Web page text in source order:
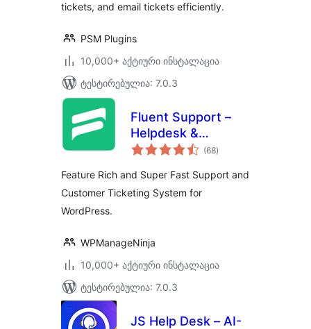
tickets, and email tickets efficiently.
PSM Plugins
10,000+ აქტიური ინსტალაცია
ტესტირებულია: 7.0.3
Fluent Support –
Helpdesk &
Customer Support
(68საერთო
რეიტინგი
)
Feature Rich and Super Fast Support and
Customer Ticketing System for
WordPress.
WPManageNinja
10,000+ აქტიური ინსტალაცია
ტესტირებულია: 7.0.3
JS Help Desk – AI-